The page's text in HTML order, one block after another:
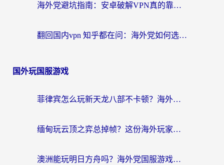
海外党避坑指南：安卓破解VPN真的靠谱吗？教你选对回国加速器无缝刷国内资源
翻回国内vpn 知乎都在问：海外党如何选对加速器，无缝刷剧打游戏？
国外玩国服游戏
菲律宾怎么玩新天龙八部不卡顿？海外党国服游戏加速器终极指南（附欧洲国外玩家实测）
缅甸玩云顶之弈总掉帧？这份海外玩家专属加速器攻略帮你上分
澳洲能玩明日方舟吗？海外党国服游戏畅玩终极指南（附实用加速器选择技巧）